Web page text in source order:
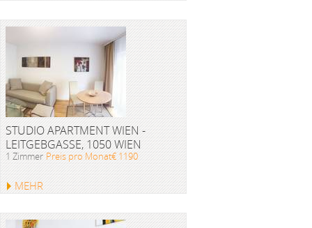
STUDIO APARTMENT WIEN -
LEITGEBGASSE, 1050 WIEN
1 Zimmer Preis pro Monat€ 1190
MEHR